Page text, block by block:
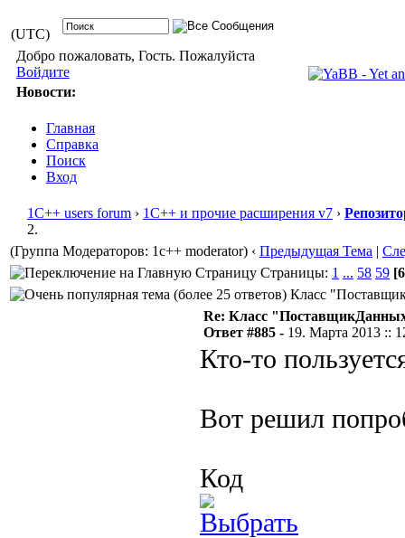
(UTC)
Добро пожаловать, Гость. Пожалуйста
Войдите
Новости:
Главная
Справка
Поиск
Вход
1С++ users forum › 1С++ и прочие расширения v7 ›
2.
(Группа Модераторов: 1c++ moderator) ‹ Предыдущая Тема |
Страницы: 1 ... 58 59
Класс
Re: Класс
Ответ #885 - 19. Марта 2013 ::
Кто-то
Вот решил
Код